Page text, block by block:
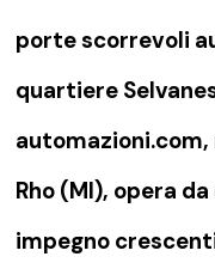
porte scorrevoli
quartiere
automazioni.com,
Rho (MI), opera
impegno